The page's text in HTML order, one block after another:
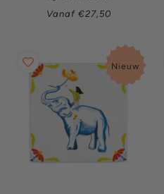
Normale
Vanaf €27,50
Nieuw